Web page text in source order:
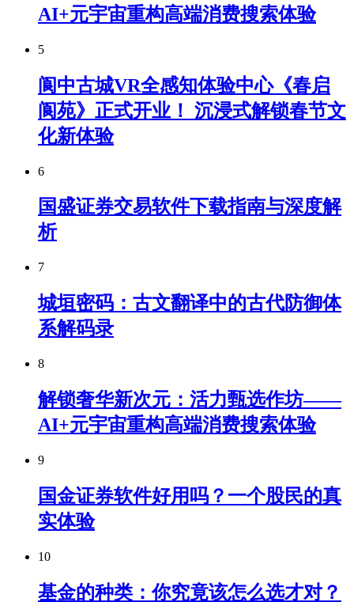
AI+元宇宙重构高端消费搜索体验
5
阆中古城VR全感知体验中心《春启
阆苑》正式开业！ 沉浸式解锁春节文
化新体验
6
国盛证券交易软件下载指南与深度解
析
7
城垣密码：古文翻译中的古代防御体
系解码录
8
解锁奢华新次元：活力甄选作坊——
AI+元宇宙重构高端消费搜索体验
9
国金证券软件好用吗？一个股民的真
实体验
10
基金的种类：你究竟该怎么选才对？